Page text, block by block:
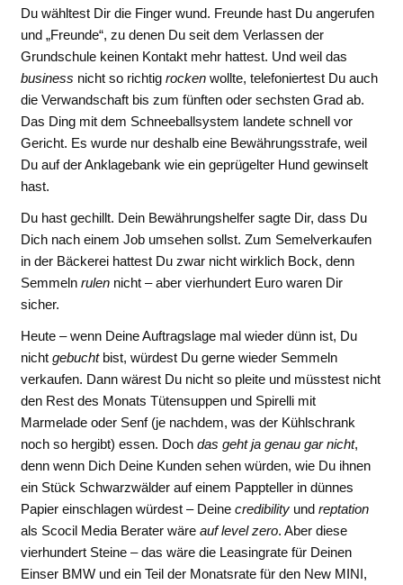
Du wähltest Dir die Finger wund. Freunde hast Du angerufen
und „Freunde“, zu denen Du seit dem Verlassen der
Grundschule keinen Kontakt mehr hattest. Und weil das
business nicht so richtig rockenwollte, telefoniertest Du auch
die Verwandschaft bis zum fünften oder sechsten Grad ab.
Das Ding mit dem Schneeballsystem landete schnell vor
Gericht. Es wurde nur deshalb eine Bewährungsstrafe, weil
Du auf der Anklagebank wie ein geprügelter Hund gewinselt
hast.
Du hast gechillt. Dein Bewährungshelfer sagte Dir, dass Du
Dich nach einem Job umsehen sollst. Zum Semelverkaufen
in der Bäckerei hattest Du zwar nicht wirklich Bock, denn
Semmeln rulennicht – aber vierhundert Euro waren Dir
sicher.
Heute – wenn Deine Auftragslage mal wieder dünn ist, Du
nicht gebuchtbist, würdest Du gerne wieder Semmeln
verkaufen. Dann wärest Du nicht so pleite und müsstest nicht
den Rest des Monats Tütensuppen und Spirelli mit
Marmelade oder Senf (je nachdem, was der Kühlschrank
noch so hergibt) essen. Doch das geht ja genau gar nicht,
denn wenn Dich Deine Kunden sehen würden, wie Du ihnen
ein Stück Schwarzwälder auf einem Pappteller in dünnes
Papier einschlagen würdest – Deine credibilityund reptation
als Scocil Media Berater wäre auf level zero. Aber diese
vierhundert Steine – das wäre die Leasingrate für Deinen
Einser BMW und ein Teil der Monatsrate für den New MINI,